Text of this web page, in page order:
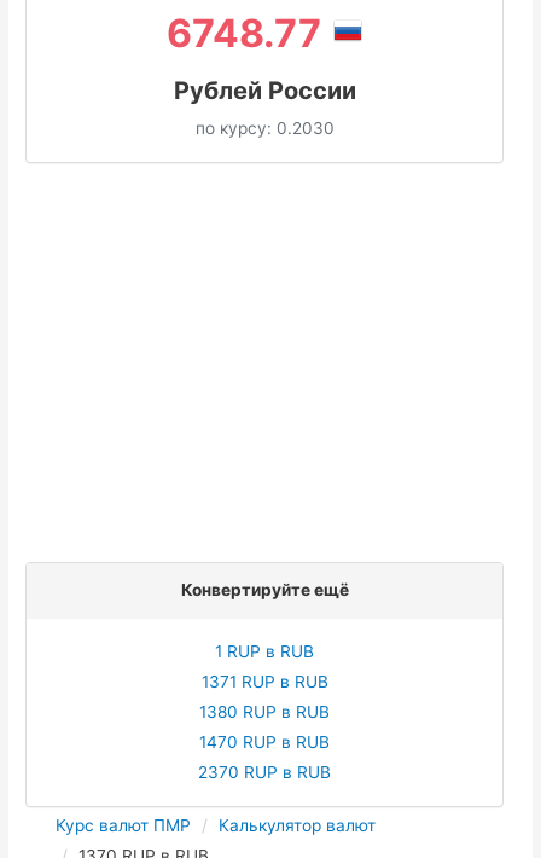
6748.77
Рублей России
по курсу: 0.2030
Конвертируйте ещё
1 RUP в RUB
1371 RUP в RUB
1380 RUP в RUB
1470 RUP в RUB
2370 RUP в RUB
Курс валют ПМР
Калькулятор валют